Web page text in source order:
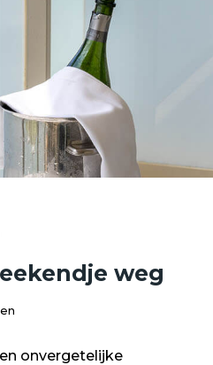
weg
onvergetelijke